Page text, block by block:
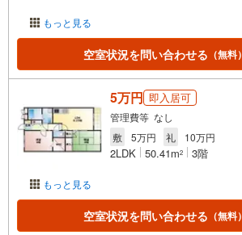
もっと見る
空室状況を問い合わせる （無料）
もっと見る
5万円 即入居可
管理費等 なし
敷
5万円 礼 10万円
2LDK 50.41m2 3階
空室状況を問い合わせる （無料）